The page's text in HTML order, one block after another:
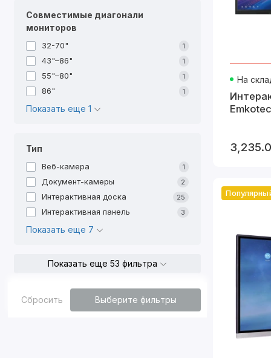
Совместимые диагонали
мониторов
32-70" 1
43"–86" 1
55"–80" 1
86" 1
Показать еще 1
Тип
Веб-камера 1
Документ-камеры 2
Интерактивная доска 25
Интерактивная панель 3
Показать еще 7
Показать еще 53 фильтра
Сбросить Выберите фильтры
6.
На